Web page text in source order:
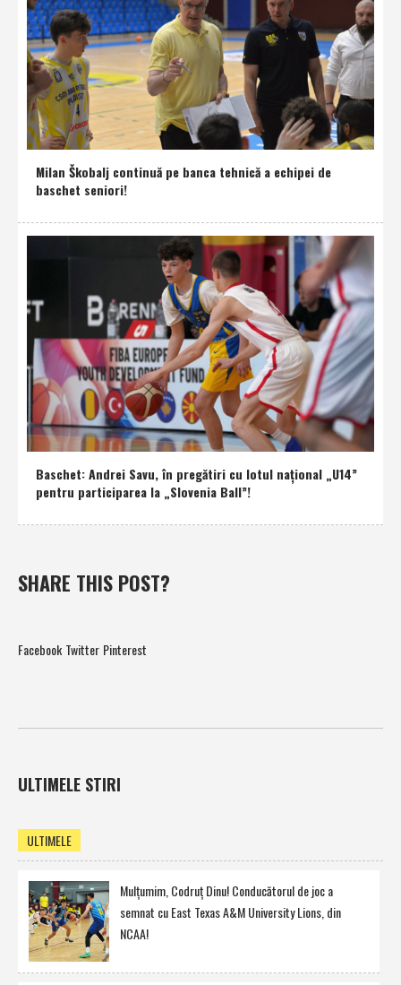
Milan Škobalj continuă pe banca tehnică a echipei de
baschet seniori!
Baschet: Andrei Savu, în pregătiri cu lotul naţional „U14”
pentru participarea la „Slovenia Ball”!
SHARE THIS POST?
Facebook Twitter Pinterest
ULTIMELE STIRI
ULTIMELE
Mulţumim, Codruţ Dinu! Conducătorul de joc a
semnat cu East Texas A&M University Lions, din
NCAA!